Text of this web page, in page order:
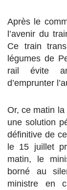
Après le
l’avenir du
Ce train
légumes de
rail évite
d’emprunter
Or, ce matin
une solution
définitive de
le 15 juillet
matin, le
borné au
ministre en